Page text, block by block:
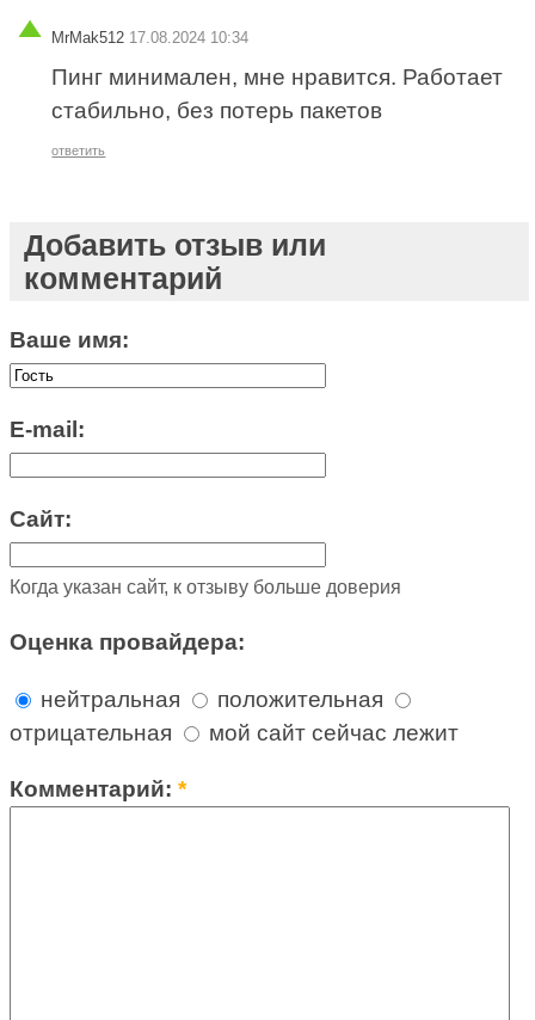
MrMak512 17.08.2024 10:34
Пинг минимален, мне нравится. Работает
стабильно, без потерь пакетов
ответить
Добавить отзыв или
комментарий
Ваше имя:
E-mail:
Сайт:
Когда указан сайт, к отзыву больше доверия
Оценка провайдера:
нейтральная
положительная
отрицательная
мой сайт сейчас лежит
Комментарий:*